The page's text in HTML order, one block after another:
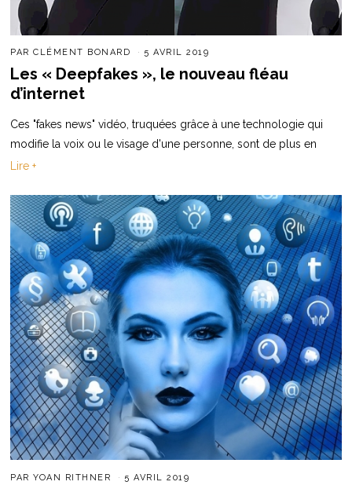
PARCLÉMENT BONARD 5 AVRIL 2019
Les « Deepfakes », le nouveau fléau
d’internet
Ces "fakes news" vidéo, truquées grâce à une technologie qui
modifie la voix ou le visage d'une personne, sont de plus en
Lire +
PARYOAN RITHNER 5 AVRIL 2019